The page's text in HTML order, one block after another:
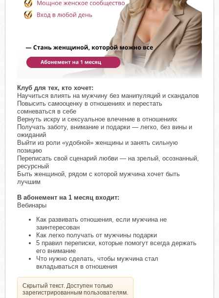
Клуб для тех, кто хочет:
Научиться влиять на мужчину без манипуляций и скандалов
Повысить самооценку в отношениях и перестать
сомневаться в себе
Вернуть искру и сексуальное влечение в отношениях
Получать заботу, внимание и подарки — легко, без вины и
ожиданий
Выйти из роли «удобной» женщины и занять сильную
позицию
Переписать свой сценарий любви — на зрелый, осознанный,
ресурсный
Быть женщиной, рядом с которой мужчина хочет быть
лучшим
В абонемент на 1 месяц входит:
Вебинары
Как развивать отношения, если мужчина не
заинтересован
Как легко получать от мужчины подарки
5 правил переписки, которые помогут всегда держать
его внимание
Что нужно сделать, чтобы мужчина стал
вкладываться в отношения
Скрытый текст. Доступен только
зарегистрированным пользователям.